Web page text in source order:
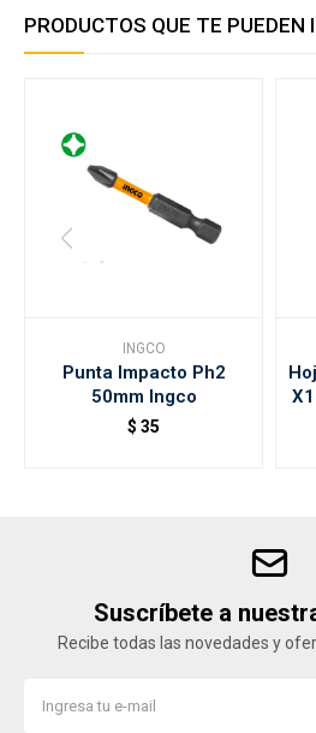
PRODUCTOS QUE TE PUEDEN
INGCO
Punta Impacto Ph2
50mm Ingco
$ 35
Suscríbete a
Recibe todas las novedades y